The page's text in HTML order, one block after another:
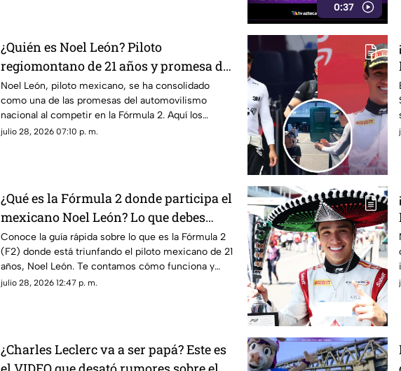
0:37
¿Quién es Noel León? Piloto
regiomontano de 21 años y promesa del
automovilismo mexicano con Campos
Racing
Noel León, piloto mexicano, se ha consolidado
como una de las promesas del automovilismo
nacional al competir en la Fórmula 2. Aquí los
detalles.
julio 28, 2026 07:10 p. m.
¿Qué es la Fórmula 2 donde participa el
mexicano Noel León? Lo que debes
saber
Conoce la guía rápida sobre lo que es la Fórmula 2
(F2) donde está triunfando el piloto mexicano de 21
años, Noel León. Te contamos cómo funciona y
cuáles son sus diferencias con la F1.
julio 28, 2026 12:47 p. m.
¿Charles Leclerc va a ser papá? Este es